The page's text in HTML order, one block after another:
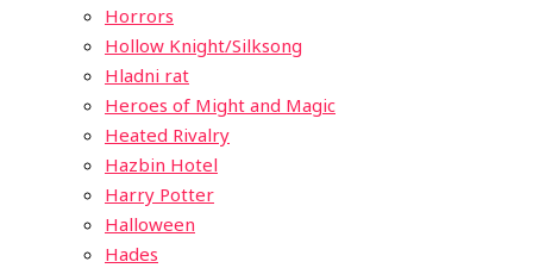
Horrors
Hollow Knight/Silksong
Hladni rat
Heroes of Might and Magic
Heated Rivalry
Hazbin Hotel
Harry Potter
Halloween
Hades